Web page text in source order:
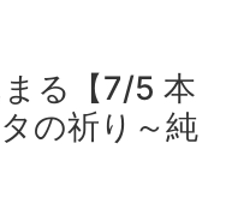
る【7/5 本
の祈り～純